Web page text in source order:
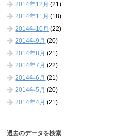
2014年12月 (21)
2014年11月 (18)
2014年10月 (22)
2014年9月 (20)
2014年8月 (21)
2014年7月 (22)
2014年6月 (21)
2014年5月 (20)
2014年4月 (21)
過去のデータを検索